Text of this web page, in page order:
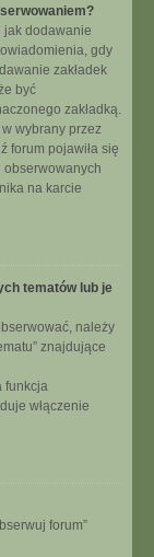
jak dodawanie
gdy
zakładek
być
zakładką.
wybrany przez
forum pojawiła się
obserwowanych
na karcie
tematów lub je
należy
znajdujące
funkcja
włączenie
forum”